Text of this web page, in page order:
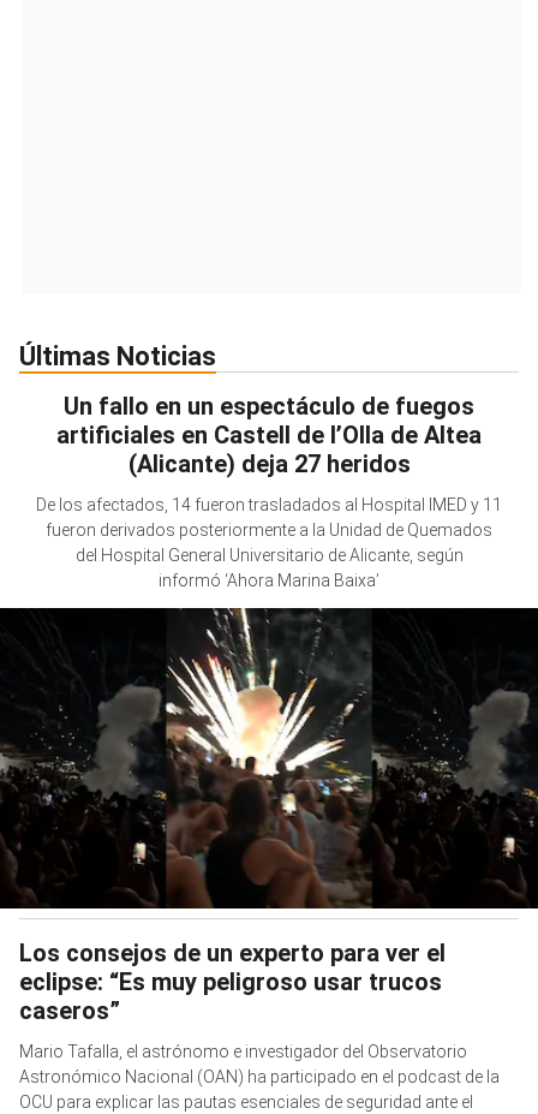
Últimas Noticias
Un fallo en un espectáculo de fuegos
artificiales en Castell de l’Olla de Altea
(Alicante) deja 27 heridos
De los afectados, 14 fueron trasladados al Hospital IMED y 11
fueron derivados posteriormente a la Unidad de Quemados
del Hospital General Universitario de Alicante, según
informó ‘Ahora Marina Baixa’
Los consejos de un experto para ver el
eclipse: “Es muy peligroso usar trucos
caseros”
Mario Tafalla, el astrónomo e investigador del Observatorio
Astronómico Nacional (OAN) ha participado en el podcast de la
OCU para explicar las pautas esenciales de seguridad ante el